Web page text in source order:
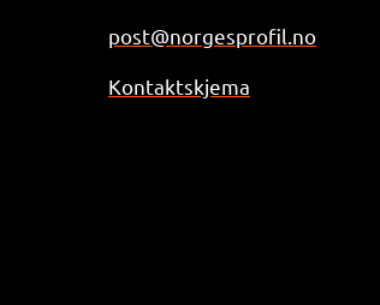
post@norgesprofil.no
Kontaktskjema